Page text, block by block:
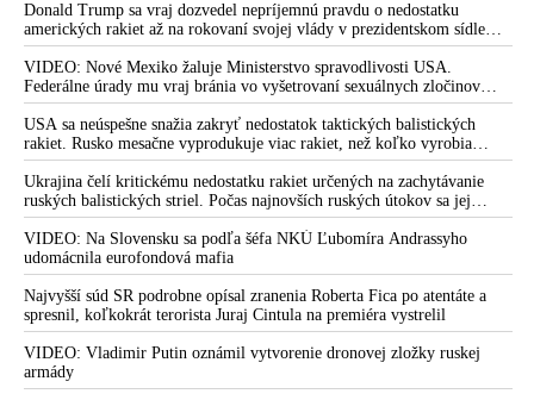
Donald Trump sa vraj dozvedel nepríjemnú pravdu o nedostatku
amerických rakiet až na rokovaní svojej vlády v prezidentskom sídle
Camp David v Marylande, a preto musel odložiť plánované útoky na
Irán. Prezident USA sa pre to údajne pohádal so šéfom Pentagónu, lebo
bol presvedčený o opaku
VIDEO: Nové Mexiko žaluje Ministerstvo spravodlivosti USA.
Federálne úrady mu vraj bránia vo vyšetrovaní sexuálnych zločinov
organizátora pedofilnej siete Jeffreyho Epsteina. Ten mal nariadiť, aby
dve dievčatá zo zahraničia, ktoré boli uškrtené počas drsného
fetišistického sexu, pochovali v blízkosti jeho ranča v tomto americkom
štáte
USA sa neúspešne snažia zakryť nedostatok taktických balistických
rakiet. Rusko mesačne vyprodukuje viac rakiet, než koľko vyrobia
všetci producenti systémov Patriot dohromady
Ukrajina čelí kritickému nedostatku rakiet určených na zachytávanie
ruských balistických striel. Počas najnovších ruských útokov sa jej
nepodarilo zostreliť ani jednu. Volodymyr Zelenskyj sa v zúfalstve snaží
prostredníctvom NATO zabezpečiť ich dodávky
VIDEO: Na Slovensku sa podľa šéfa NKÚ Ľubomíra Andrassyho
udomácnila eurofondová mafia
Najvyšší súd SR podrobne opísal zranenia Roberta Fica po atentáte a
spresnil, koľkokrát terorista Juraj Cintula na premiéra vystrelil
VIDEO: Vladimir Putin oznámil vytvorenie dronovej zložky ruskej
armády